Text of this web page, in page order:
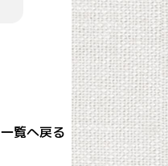
一覧へ戻る